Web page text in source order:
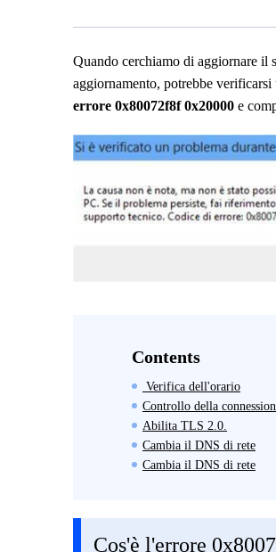
Quando cerchiamo di aggiornare il
aggiornamento, potrebbe
errore 0x80072f8f 0x20000 e
Contents
Verifica dell'orario
Controllo della
Abilita TLS 2.0.
Cambia il DNS di rete
Cambia il DNS di rete
Cos'è l'errore